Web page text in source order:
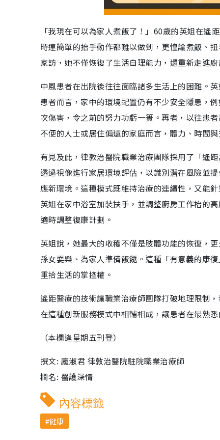
「我現在可以為家人煮飯了！」60歲的英姐在
時連簡單的抬手動作都難以做到，更惶論煮飯、
家訪，她不僅恢復了生活自理能力，還重新走進
中風患者在出院後往往面臨諸多生活上的困難。
患者而言，家中的環境配置仍有不少安全隱患，
次傷害，令之前的努力功虧一簣。再者，以往患
不便的人士或居住偏遠的家庭而言，體力、時間
有見及此，律敦治醫院職業治療團隊採用了「遙
透過視像進行家居環境評估，以識別潛在風險並
應新環境。這種模式既維持治療的連續性，又能
英姐在家中浴室加裝扶手，並調整廚房工作枱的
適時調整復康計劃。
英姐說，她最大的收穫不僅是肢體功能的恢復，
孫女耍樂、為家人準備飯餸。這種「有意義的康
重拾生活的掌控權。
遙距醫療的技術讓職業治療師團隊打破地理限制
在這種創新服務模式中相輔相成，讓患者在最熟
（本欄逢星期五刊登）
撰文: 龐淑君 律敦治醫院駐院職業治療師
欄名: 醫護深情
內容標籤
健康